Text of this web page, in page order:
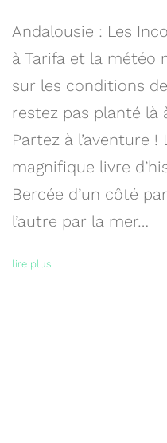
Andalousie : Les
à Tarifa et la météo
sur les conditions
restez pas planté là
Partez à l’aventure !
magnifique livre
Bercée d’un côté
l’autre par la mer…
lire plus